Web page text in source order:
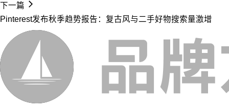
下一篇
Pinterest发布秋季趋势报告：复古风与二手好物搜索量激增